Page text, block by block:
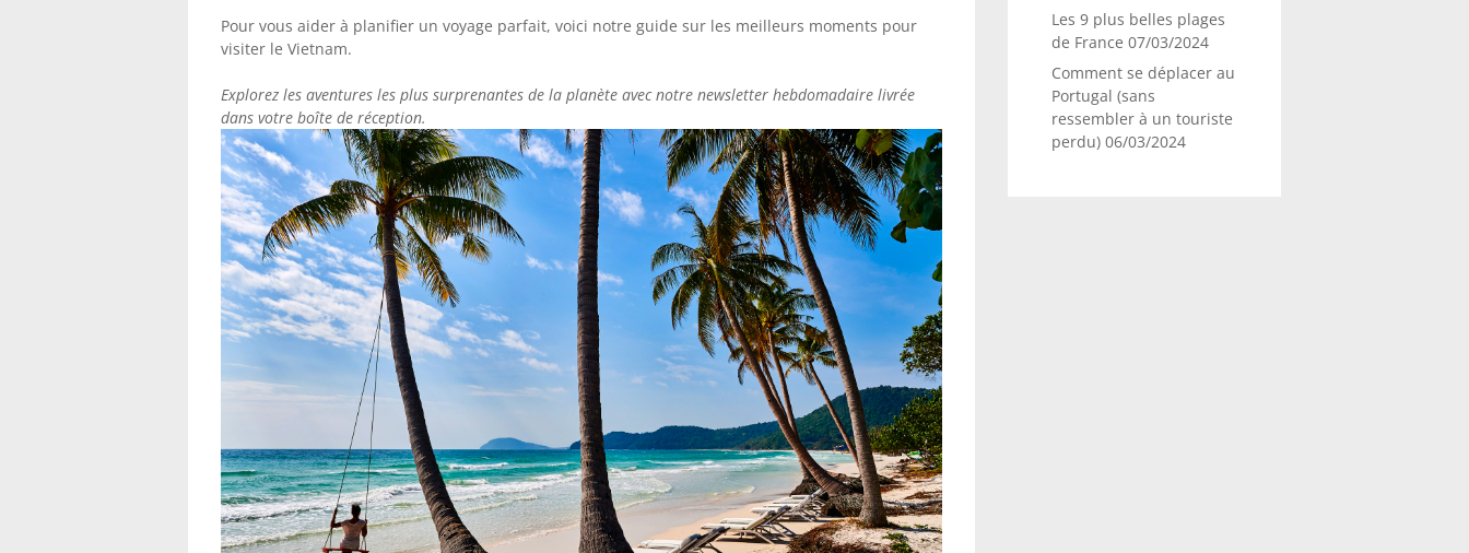
Pour vous aider à planifier un voyage parfait, voici notre guide sur les meilleurs moments pour
visiter le Vietnam.
Explorez les aventures les plus surprenantes de la planète avec notre newsletter hebdomadaire livrée
dans votre boîte de réception.
Les 9 plus belles plages
de France 07/03/2024
Comment se déplacer au
Portugal (sans
ressembler à un touriste
perdu) 06/03/2024